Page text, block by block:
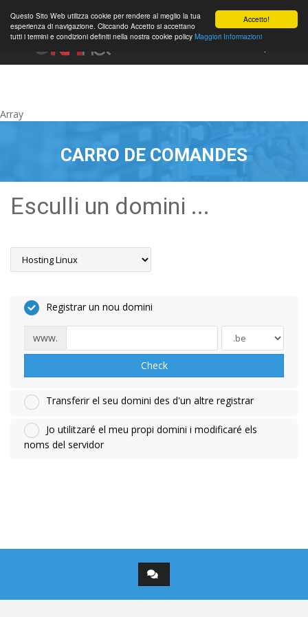
Accetto!
Questo Sito Web utilizza cookie per rendere al meglio la tua
esperienza di navigazione. Cliccando Accetto si accettano
tutti i termini e condizioni definiti nella nostra cookie policy Maggiori Informazioni
Array
0
CARRO DE COMANDES
Esculli un domini ...
Registrar un nou domini
www.
Check
Transferir el seu domini des d'un altre registrar
Jo utilitzaré el meu propi domini i modificaré els
noms del servidor